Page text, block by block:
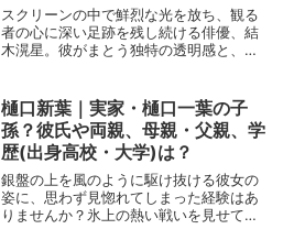
スクリーンの中で鮮烈な光を放ち、観る
者の心に深い足跡を残し続ける俳優、結
木滉星。彼がまとう独特の透明感と、そ
歩踏み込んでみようと思います。単なる
スターの横顔をなぞるので...
樋口新葉｜実家・樋口一葉の子
孫？彼氏や両親、母親・父親、学
歴(出身高校・大学)は？
銀盤の上を風のように駆け抜ける彼女の
姿に、思わず見惚れてしまった経験はあ
りませんか？氷上の熱い戦いを見せてく